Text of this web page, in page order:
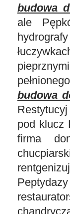
budowa
ale
budowa
pod klucz
firma